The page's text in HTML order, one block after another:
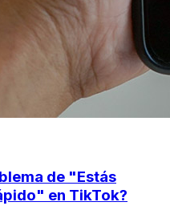
de "Estás
en TikTok?